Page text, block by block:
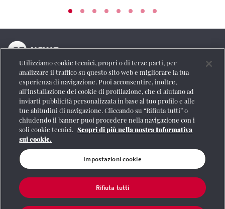
La testata online del Gruppo FS Italiane
Social
Se vuoi contattarci o avere altre informazioni
CONTATTI
Registrazione Tribunale di Roma n° 204/2009
Utilizziamo cookie tecnici, propri o di terze parti, per
analizzare il traffico su questo sito web e migliorare la tua
esperienza di navigazione. Puoi acconsentire, inoltre,
all’installazione dei cookie di profilazione, che ci aiutano ad
inviarti pubblicità personalizzata in base al tuo profilo e alle
tue abitudini di navigazione. Cliccando su “Rifiuta tutti” o
chiudendo il banner puoi procedere nella navigazione con i
soli cookie tecnici. Scopri di più nella nostra Informativa
sui cookie.
Impostazioni cookie
Rifiuta tutti